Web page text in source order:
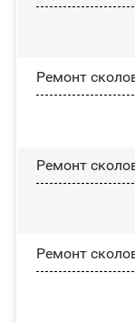
Ремонт
Ремонт
Ремонт